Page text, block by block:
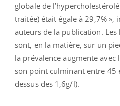
globale de
traitée) était égale à 29,7% »,
auteurs de la publication.
sont, en la matière, sur un
la prévalence augmente avec
son point culminant entre 45
dessus des 1,6g/l).